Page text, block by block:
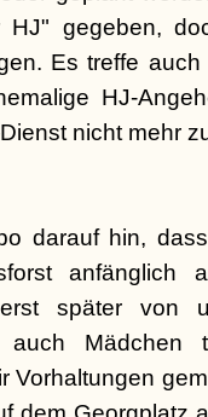
gegeben,
Es treffe
HJ-
nicht mehr
darauf hin,
anfänglich
später von
auch
Vorhaltungen